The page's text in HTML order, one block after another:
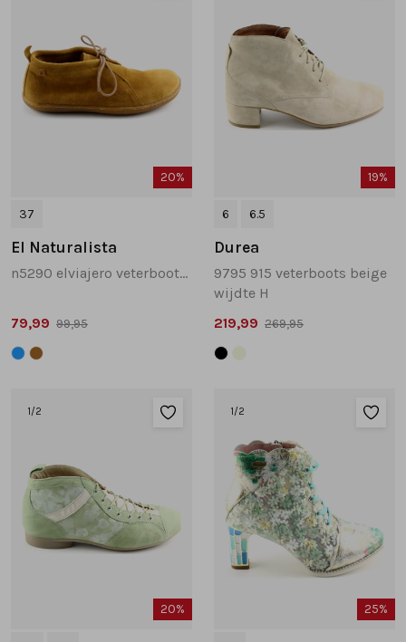
20%
37
El Naturalista
n5290 elviajero veterboots cognac
79,99 99,95
19%
6 6.5
Durea
9795 915 veterboots beige
wijdte H
219,99 269,95
1 /2
20%
1 /2
25%